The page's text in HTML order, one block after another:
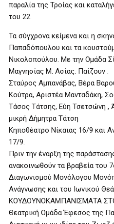
παραλία της Τροίας και
του 22.
Τα σύγχρονα κείμενα και η
Παπαδόπουλου και τα
Νικολοπούλου. Με την Ομάδα
Μαγνησίας Μ. Ασίας. Παίζουν :
Σταύρος Αμπανάβας, Βέρα
Κούτρα, Αριστέα Μανταδάκη,
Τάσος Τάτσης, Εύη Τσετσώνη ,
μικρή Δήμητρα Τάτση
Κηποθέατρο Νίκαιας 16/9 και
17/9.
Πριν την έναρξη της
ανακοινωθούν τα βραβεία του
Διαγωνισμού Μονόλογου
Ανάγνωσης και του Ιωνικού
ΚΟΥΔΟΥΝΟΚΑΜΠΑΝΙΣΜΑΤΑ
Θεατρική Ομάδα Έφεσος της